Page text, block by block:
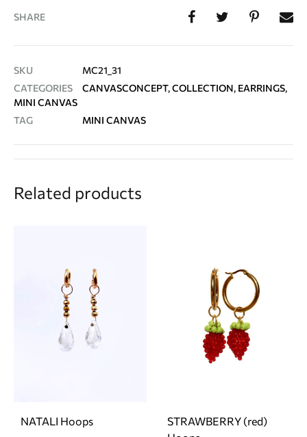
SHARE
SKU
MC21_31
CATEGORIES
CANVASCONCEPT,COLLECTION, EARRINGS,
MINI CANVAS
TAG
MINI CANVAS
Related products
NATALI Hoops
STRAWBERRY (red)